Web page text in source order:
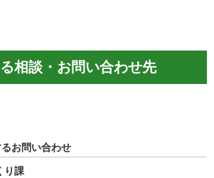
相談・お問い合わせ先
お問い合わせ
り課